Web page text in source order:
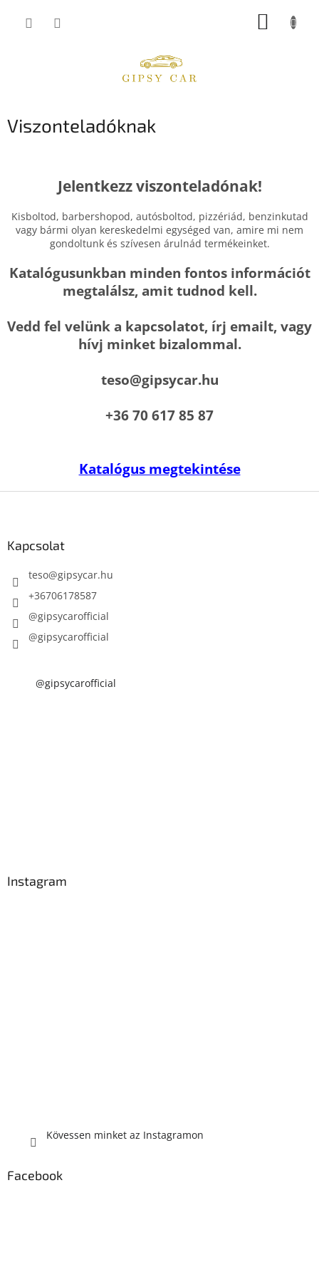
KOSÁR
Viszonteladóknak
Jelentkezz viszonteladónak!
Kisboltod, barbershopod, autósboltod, pizzériád, benzinkutad
vagy bármi olyan kereskedelmi egységed van, amire mi nem
gondoltunk és szívesen árulnád termékeinket.
Katalógusunkban minden fontos információt
megtalálsz, amit tudnod kell.
Vedd fel velünk a kapcsolatot, írj emailt, vagy
hívj minket bizalommal.
teso@gipsycar.hu
+36 70 617 85 87
Katalógus megtekintése
Kapcsolat
teso@gipsycar.hu
+36706178587
@gipsycarofficial
@gipsycarofficial
@gipsycarofficial
Instagram
Kövessen minket az Instagramon
Facebook